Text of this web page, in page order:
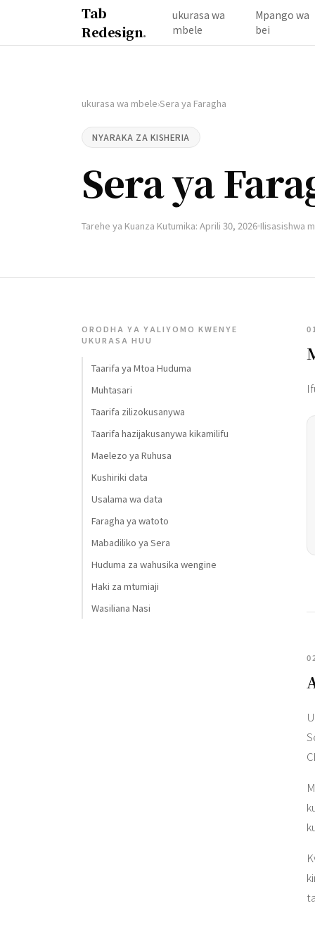
Tab
Redesign.
ukurasa wa
mbele
Mpango wa
bei
ukurasa wa mbele›Sera ya Faragha
NYARAKA ZA KISHERIA
Sera ya
Tarehe ya Kuanza Kutumika: Aprili 30, 2026 Ilisasishwa
ORODHA YA YALIYOMO KWENYE
UKURASA HUU
Taarifa ya Mtoa Huduma
Muhtasari
Taarifa zilizokusanywa
Taarifa hazijakusanywa kikamilifu
Maelezo ya Ruhusa
Kushiriki data
Usalama wa data
Faragha ya watoto
Mabadiliko ya Sera
Huduma za wahusika wengine
Haki za mtumiaji
Wasiliana Nasi